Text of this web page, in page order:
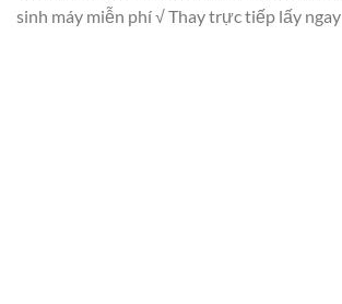
sinh máy miễn phí √ Thay trực tiếp lấy ngay